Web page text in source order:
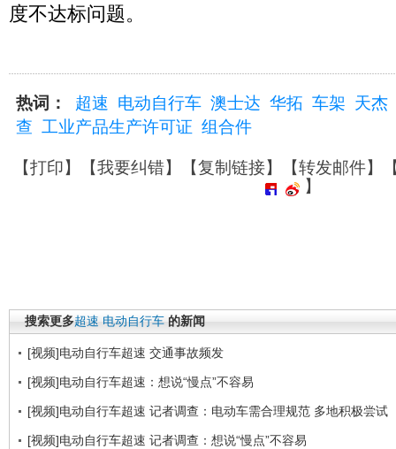
度不达标问题。
热词： 超速 电动自行车 澳士达 华拓 车架 天杰
查 工业产品生产许可证 组合件
【打印】【我要纠错】【复制链接】【转发邮件】
】
搜索更多超速 电动自行车 的新闻
[视频]电动自行车超速 交通事故频发
[视频]电动自行车超速：想说“慢点”不容易
[视频]电动自行车超速 记者调查：电动车需合理规范 多地积极尝试
[视频]电动自行车超速 记者调查：想说“慢点”不容易